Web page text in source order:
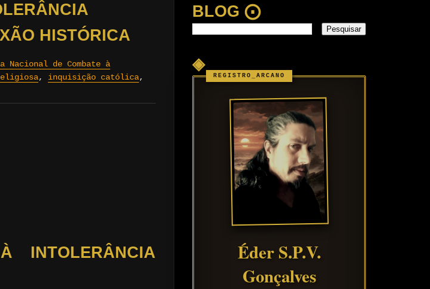
HISTÓRICA
Nacional de Combate à
, inquisição católica,
INTOLERÂNCIA
BLOG ⨀
◈
Éder S.P.V.
Gonçalves